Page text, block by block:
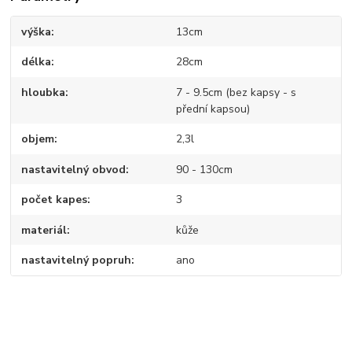
výška 13cm
délka 28cm
hloubka
7 - 9.5cm (bez kapsy - s
přední kapsou)
objem 2,3l
nastavitelný obvod 90 - 130cm
počet kapes 3
materiál kůže
nastavitelný popruh ano